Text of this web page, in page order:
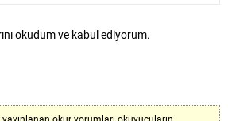
okudum ve kabul ediyorum.